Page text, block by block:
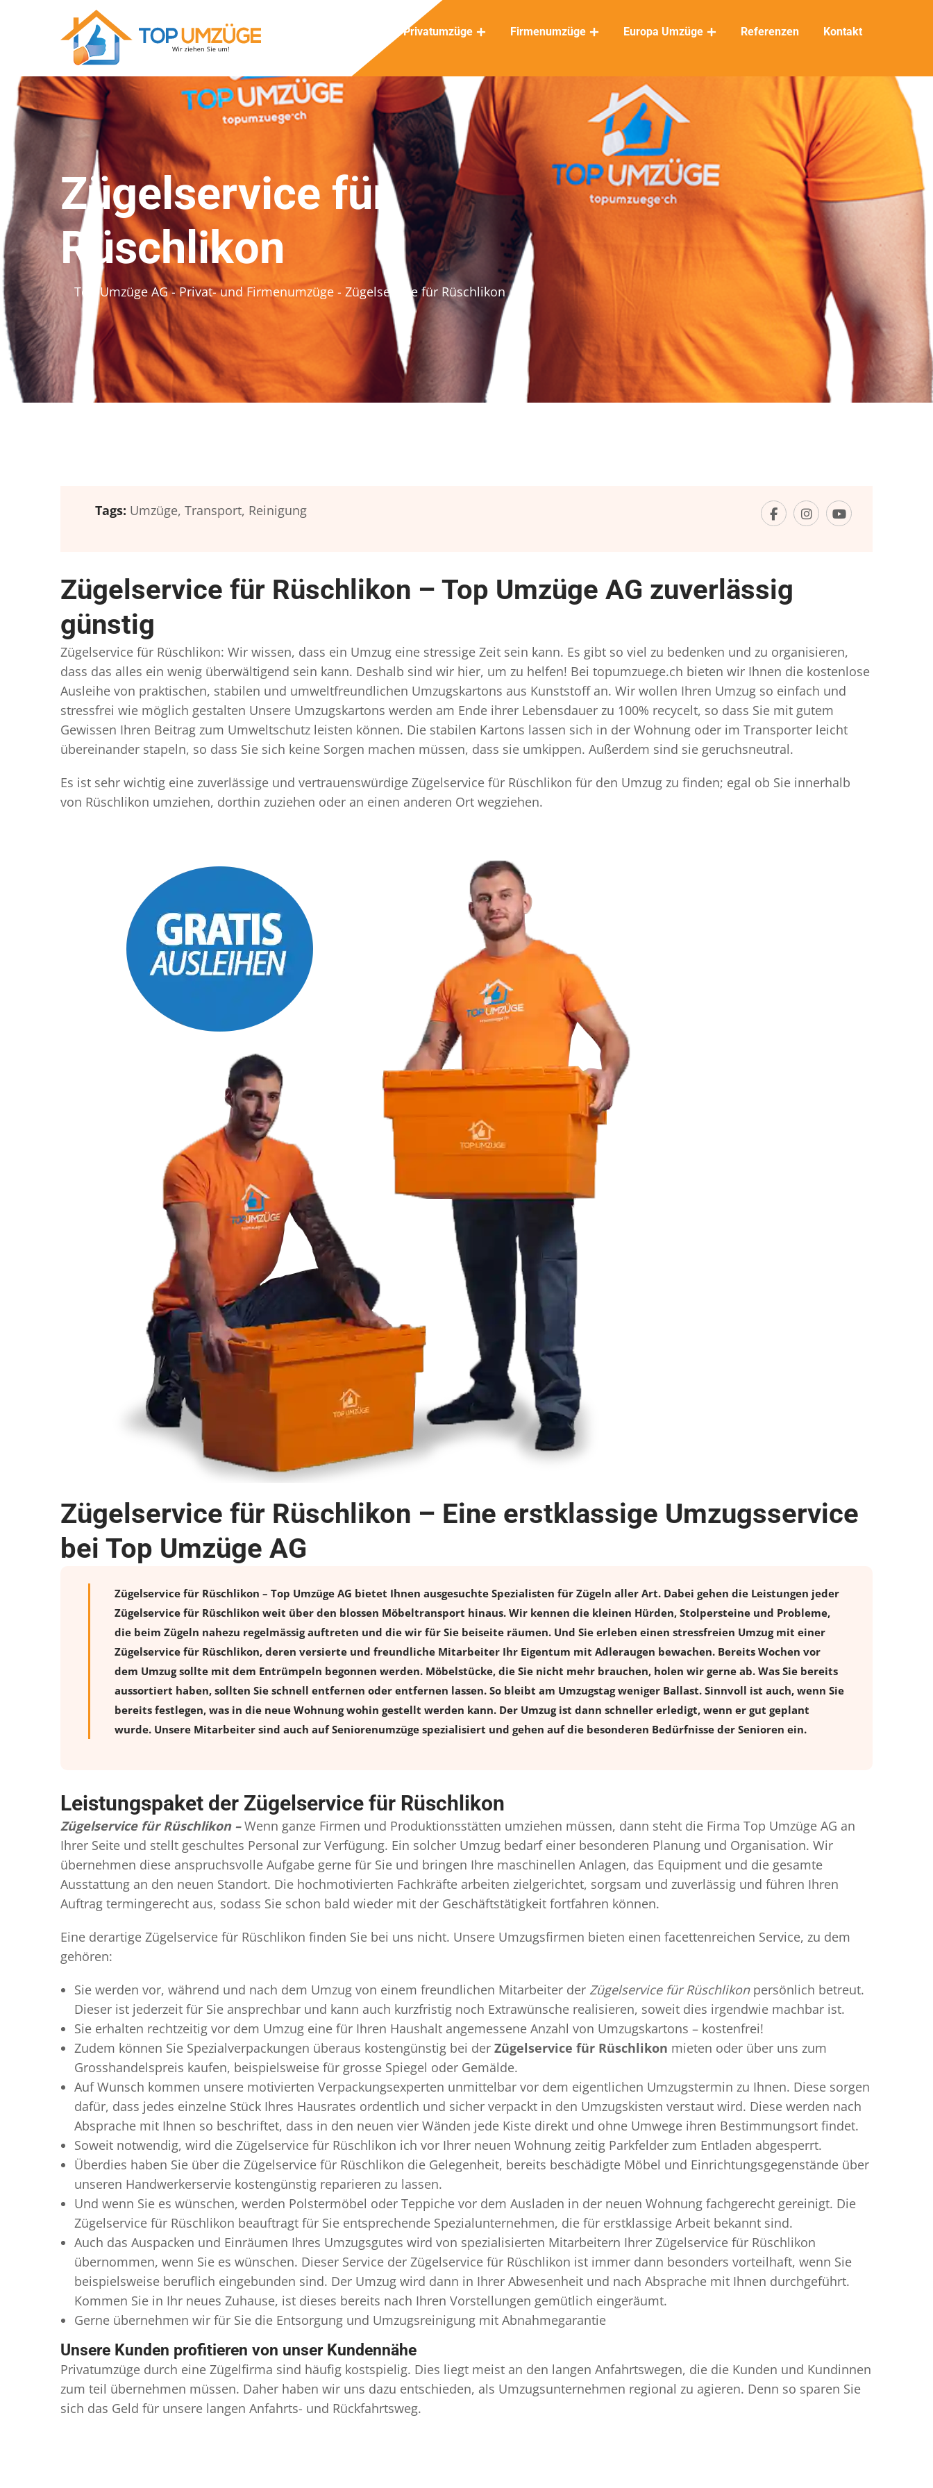
Privatumzüge Firmenumzüge Europa Umzüge Referenzen Kontakt
Zügelservice für
Rüschlikon
Top Umzüge AG - Privat- und Firmenumzüge - Zügelservice für Rüschlikon
Tags: Umzüge, Transport, Reinigung
Zügelservice für Rüschlikon – Top Umzüge AG zuverlässig
günstig
Zügelservice für Rüschlikon: Wir wissen, dass ein Umzug eine stressige Zeit sein kann. Es gibt so viel zu bedenken und zu organisieren,
dass das alles ein wenig überwältigend sein kann. Deshalb sind wir hier, um zu helfen! Bei topumzuege.ch bieten wir Ihnen die kostenlose
Ausleihe von praktischen, stabilen und umweltfreundlichen Umzugskartons aus Kunststoff an. Wir wollen Ihren Umzug so einfach und
stressfrei wie möglich gestalten Unsere Umzugskartons werden am Ende ihrer Lebensdauer zu 100% recycelt, so dass Sie mit gutem
Gewissen Ihren Beitrag zum Umweltschutz leisten können. Die stabilen Kartons lassen sich in der Wohnung oder im Transporter leicht
übereinander stapeln, so dass Sie sich keine Sorgen machen müssen, dass sie umkippen. Außerdem sind sie geruchsneutral.
Es ist sehr wichtig eine zuverlässige und vertrauenswürdige Zügelservice für Rüschlikon für den Umzug zu finden; egal ob Sie innerhalb
von Rüschlikon umziehen, dorthin zuziehen oder an einen anderen Ort wegziehen.
Zügelservice für Rüschlikon – Eine erstklassige Umzugsservice
bei Top Umzüge AG
Zügelservice für Rüschlikon – Top Umzüge AG bietet Ihnen ausgesuchte Spezialisten für Zügeln aller Art. Dabei gehen die Leistungen jeder
Zügelservice für Rüschlikon weit über den blossen Möbeltransport hinaus. Wir kennen die kleinen Hürden, Stolpersteine und Probleme,
die beim Zügeln nahezu regelmässig auftreten und die wir für Sie beiseite räumen. Und Sie erleben einen stressfreien Umzugmit einer
Zügelservice für Rüschlikon, deren versierte und freundliche Mitarbeiter Ihr Eigentum mit Adleraugen bewachen. Bereits Wochen vor
dem Umzug sollte mit dem Entrümpeln begonnen werden. Möbelstücke, die Sie nicht mehr brauchen, holen wir gerne ab. Was Sie bereits
aussortiert haben, sollten Sie schnell entfernen oder entfernen lassen. So bleibt am Umzugstag weniger Ballast. Sinnvoll ist auch, wenn Sie
bereits festlegen, was in die neue Wohnung wohin gestellt werden kann. Der Umzug ist dann schneller erledigt, wenn er gut geplant
wurde. Unsere Mitarbeiter sind auch auf Seniorenumzüge spezialisiert und gehen auf die besonderen Bedürfnisse der Senioren ein.
Leistungspaket der Zügelservice für Rüschlikon
Zügelservice für Rüschlikon – Wenn ganze Firmen und Produktionsstätten umziehen müssen, dann steht die Firma Top Umzüge AG an
Ihrer Seite und stellt geschultes Personal zur Verfügung. Ein solcher Umzug bedarf einer besonderen Planung und Organisation. Wir
übernehmen diese anspruchsvolle Aufgabe gerne für Sie und bringen Ihre maschinellen Anlagen, das Equipment und die gesamte
Ausstattung an den neuen Standort. Die hochmotivierten Fachkräfte arbeiten zielgerichtet, sorgsam und zuverlässig und führen Ihren
Auftrag termingerecht aus, sodass Sie schon bald wieder mit der Geschäftstätigkeit fortfahren können.
Eine derartige Zügelservice für Rüschlikon finden Sie bei uns nicht. Unsere Umzugsfirmen bieten einen facettenreichen Service, zu dem
gehören:
Sie werden vor, während und nach dem Umzug von einem freundlichen Mitarbeiter der Zügelservice für Rüschlikonpersönlich betreut.
Dieser ist jederzeit für Sie ansprechbar und kann auch kurzfristig noch Extrawünsche realisieren, soweit dies irgendwie machbar ist.
Sie erhalten rechtzeitig vor dem Umzug eine für Ihren Haushalt angemessene Anzahl von Umzugskartons – kostenfrei!
Zudem können Sie Spezialverpackungen überaus kostengünstig bei der Zügelservice für Rüschlikon mieten oder über uns zum
Grosshandelspreis kaufen, beispielsweise für grosse Spiegel oder Gemälde.
Auf Wunsch kommen unsere motivierten Verpackungsexperten unmittelbar vor dem eigentlichen Umzugstermin zu Ihnen. Diese sorgen
dafür, dass jedes einzelne Stück Ihres Hausrates ordentlich und sicher verpackt in den Umzugskisten verstaut wird. Diese werden nach
Absprache mit Ihnen so beschriftet, dass in den neuen vier Wänden jede Kiste direkt und ohne Umwege ihren Bestimmungsort findet.
Soweit notwendig, wird die Zügelservice für Rüschlikon ich vor Ihrer neuen Wohnung zeitig Parkfelder zum Entladen abgesperrt.
Überdies haben Sie über die Zügelservice für Rüschlikon die Gelegenheit, bereits beschädigte Möbel und Einrichtungsgegenstände über
unseren Handwerkerservie kostengünstig reparieren zu lassen.
Und wenn Sie es wünschen, werden Polstermöbel oder Teppiche vor dem Ausladen in der neuen Wohnung fachgerecht gereinigt. Die
Zügelservice für Rüschlikon beauftragt für Sie entsprechende Spezialunternehmen, die für erstklassige Arbeit bekannt sind.
Auch das Auspacken und Einräumen Ihres Umzugsgutes wird von spezialisierten Mitarbeitern Ihrer Zügelservice für Rüschlikon
übernommen, wenn Sie es wünschen. Dieser Service der Zügelservice für Rüschlikon ist immer dann besonders vorteilhaft, wenn Sie
beispielsweise beruflich eingebunden sind. Der Umzug wird dann in Ihrer Abwesenheit und nach Absprache mit Ihnen durchgeführt.
Kommen Sie in Ihr neues Zuhause, ist dieses bereits nach Ihren Vorstellungen gemütlich eingeräumt.
Gerne übernehmen wir für Sie die Entsorgung und Umzugsreinigung mit Abnahmegarantie
Unsere Kunden profitieren von unser Kundennähe
Privatumzüge durch eine Zügelfirma sind häufig kostspielig. Dies liegt meist an den langen Anfahrtswegen, die die Kunden und Kundinnen
zum teil übernehmen müssen. Daher haben wir uns dazu entschieden, als Umzugsunternehmen regional zu agieren. Denn so sparen Sie
sich das Geld für unsere langen Anfahrts- und Rückfahrtsweg.